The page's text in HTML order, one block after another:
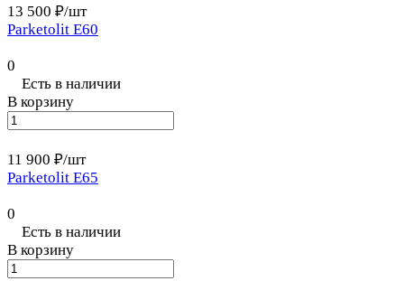
13 500 ₽/шт
Parketolit E60
0
Есть в наличии
В корзину
11 900 ₽/шт
Parketolit E65
0
Есть в наличии
В корзину